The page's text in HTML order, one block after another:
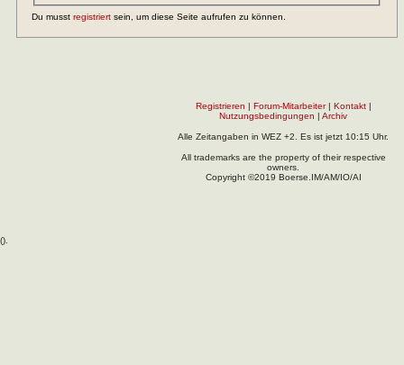
Du musst registriert sein, um diese Seite aufrufen zu können.
Registrieren | Forum-Mitarbeiter| Kontakt|
Nutzungsbedingungen | Archiv
Alle Zeitangaben in WEZ +2. Es ist jetzt 10:15 Uhr.
All trademarks are the property of their respective
owners.
Copyright ©2019 Boerse.IM/AM/IO/AI
().